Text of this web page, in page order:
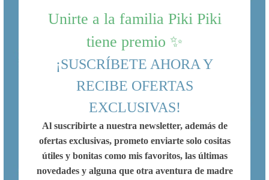
Unirte a la familia Piki Piki
tiene premio ✨
¡SUSCRÍBETE AHORA Y
RECIBE OFERTAS
EXCLUSIVAS!
Al suscribirte a nuestra newsletter, además de
ofertas exclusivas, prometo enviarte solo cositas
útiles y bonitas como mis favoritos, las últimas
novedades y alguna que otra aventura de madre